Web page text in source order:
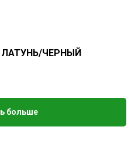
ЛАТУНЬ/ЧЕРНЫЙ
больше